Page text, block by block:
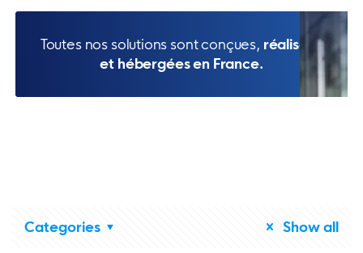
Toutes nos solutions sont conçues, réalisées
et hébergées en France.
Categories Show all